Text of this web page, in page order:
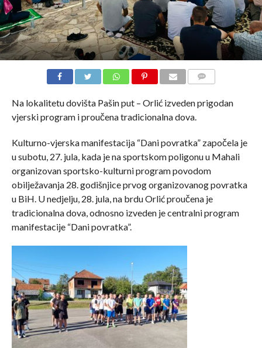
Na lokalitetu dovišta Pašin put – Orlić izveden prigodan
vjerski program i proučena tradicionalna dova.
Kulturno-vjerska manifestacija “Dani povratka” započela je
u subotu, 27. jula, kada je na sportskom poligonu u Mahali
organizovan sportsko-kulturni program povodom
obilježavanja 28. godišnjice prvog organizovanog povratka
u BiH. U nedjelju, 28. jula, na brdu Orlić proučena je
tradicionalna dova, odnosno izveden je centralni program
manifestacije “Dani povratka”.